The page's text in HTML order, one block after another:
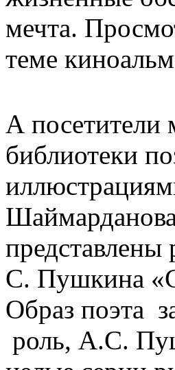
мечта.
теме
А посетители
библиотеки
С. Пушкина
Образ поэта
роль, А.С.